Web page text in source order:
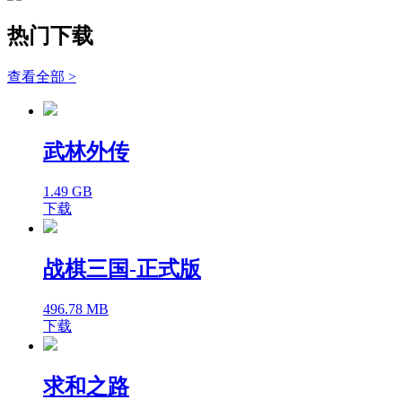
热门下载
查看全部 >
武林外传
1.49 GB
下载
战棋三国-正式版
496.78 MB
下载
求和之路